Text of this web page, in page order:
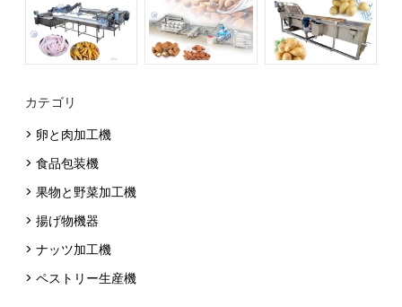
カテゴリ
> 卵と肉加工機
> 食品包装機
> 果物と野菜加工機
> 揚げ物機器
> ナッツ加工機
> ペストリー生産機